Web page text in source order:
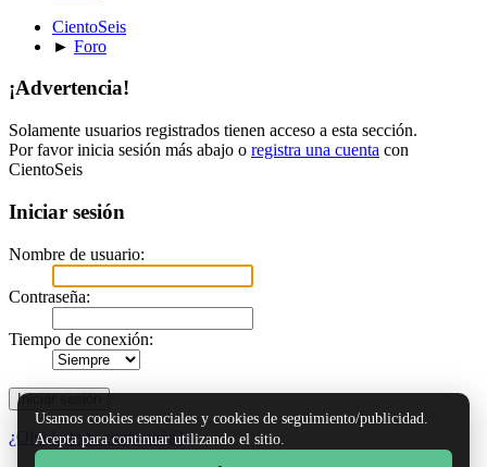
CientoSeis
► Foro
¡Advertencia!
Solamente usuarios registrados tienen acceso a esta sección.
Por favor inicia sesión más abajo o registra una cuenta con
CientoSeis
Iniciar sesión
Nombre de usuario:
Contraseña:
Tiempo de conexión:
¿Olvidaste tu contraseña?
Usamos cookies esenciales y cookies de seguimiento/publicidad.
Acepta para continuar utilizando el sitio.